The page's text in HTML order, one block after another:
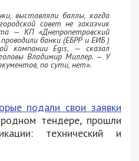
выставляли баллы, когда
совет не заказчик
— КП «Днепропетровский
банки (ЕБРР и ЕИБ )
компании Egis, — сказал
Владимир Миллер. — У
по сути, нет».
подали свои заявки
тендере, прошли
технический и